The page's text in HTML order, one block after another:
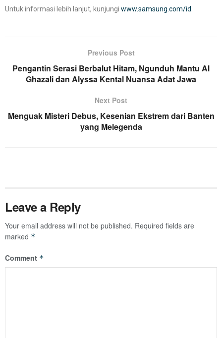
Untuk informasi lebih lanjut, kunjungi www.samsung.com/id.
Previous Post
Pengantin Serasi Berbalut Hitam, Ngunduh Mantu Al
Ghazali dan Alyssa Kental Nuansa Adat Jawa
Next Post
Menguak Misteri Debus, Kesenian Ekstrem dari Banten
yang Melegenda
Leave a Reply
Your email address will not be published. Required fields are
marked *
Comment *